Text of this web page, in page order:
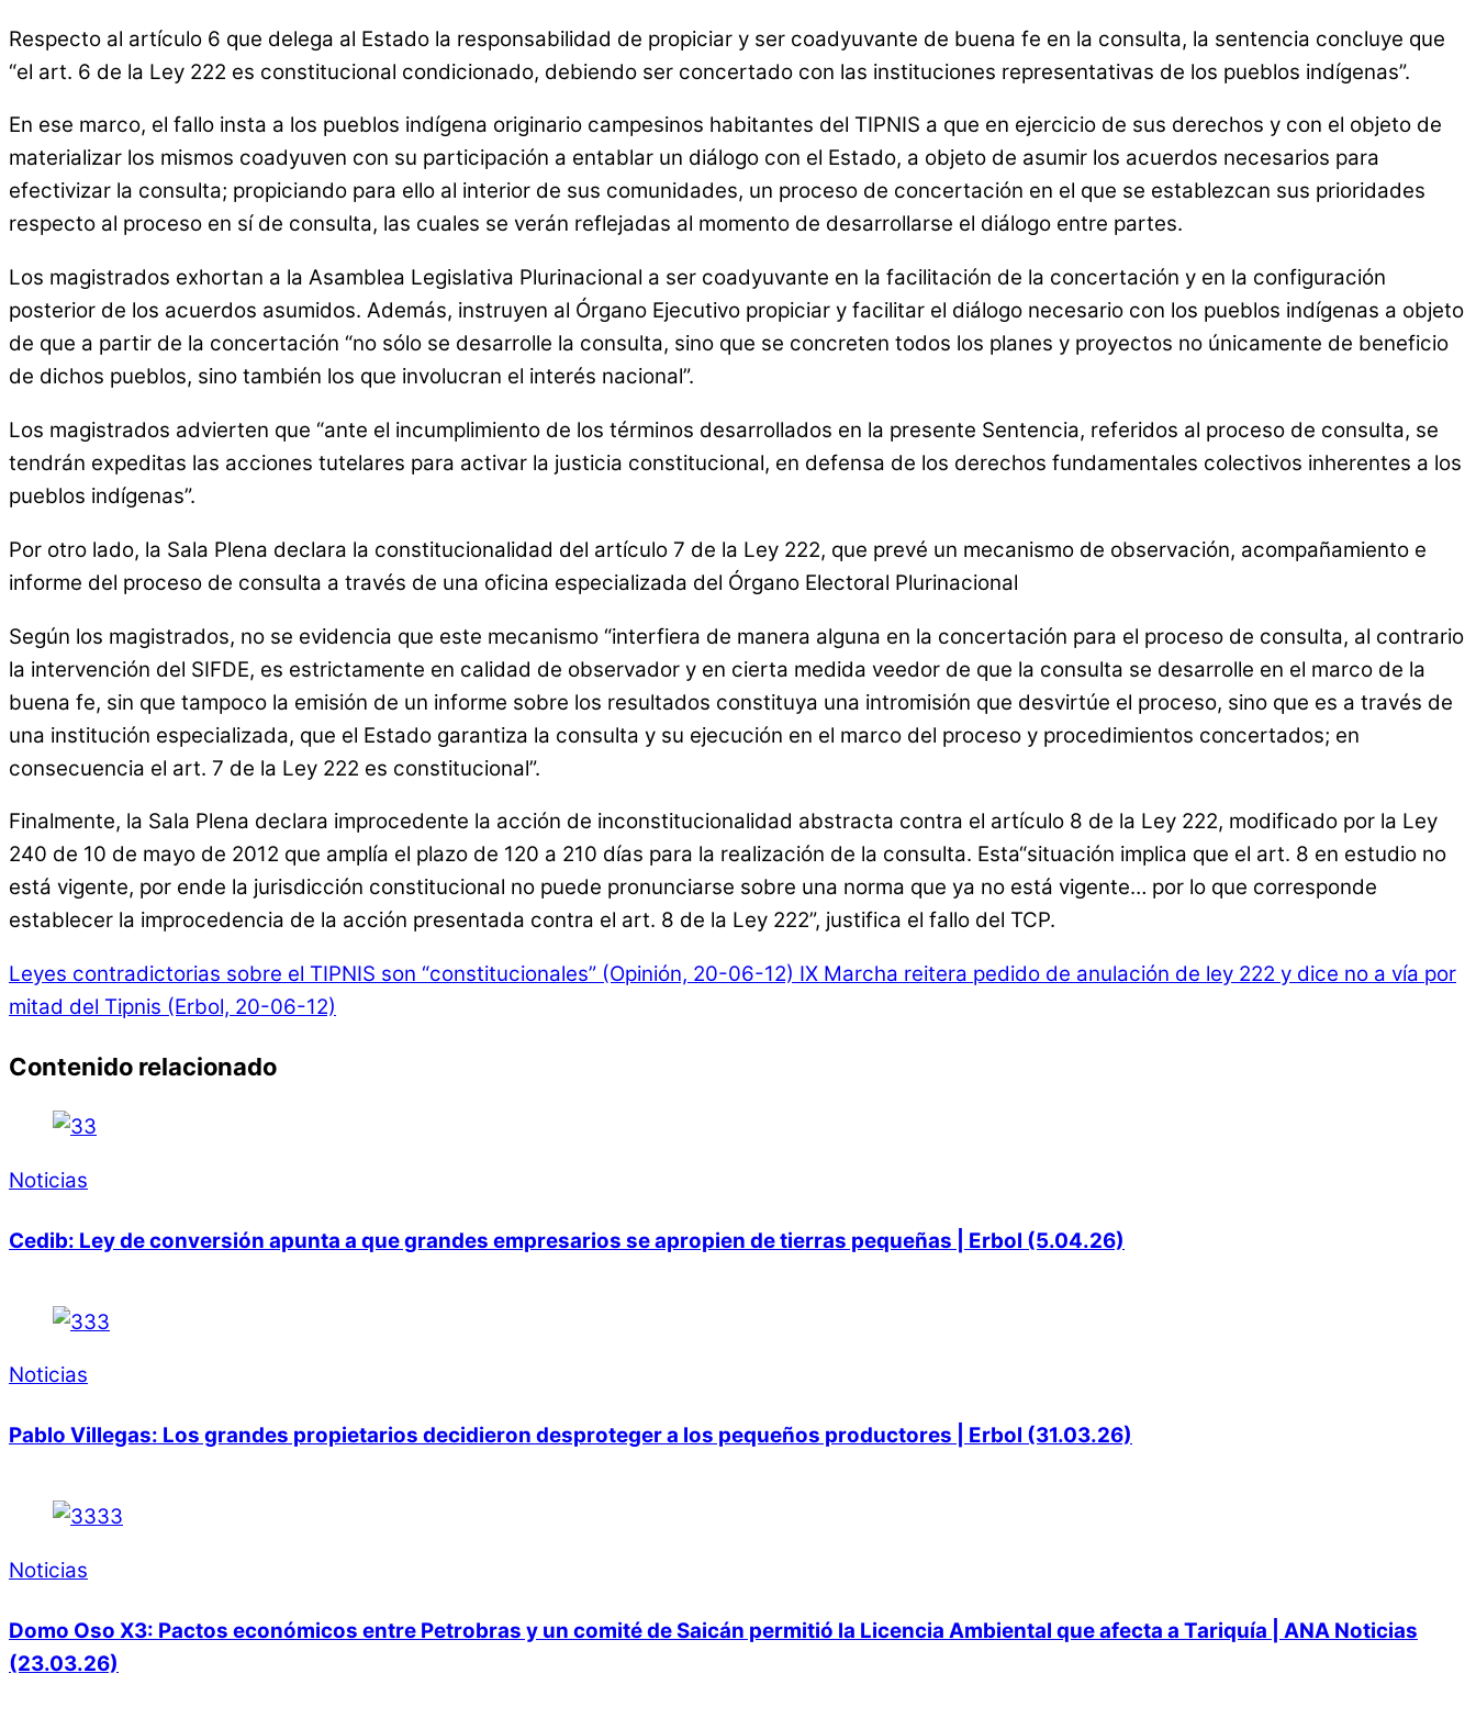
Respecto al artículo 6 que delega al Estado la responsabilidad de propiciar y ser coadyuvante de buena fe en la consulta, la sentencia concluye que
“el art. 6 de la Ley 222 es constitucional condicionado, debiendo ser concertado con las instituciones representativas de los pueblos indígenas”.
En ese marco, el fallo insta a los pueblos indígena originario campesinos habitantes del TIPNIS a que en ejercicio de sus derechos y con el objeto de
materializar los mismos coadyuven con su participación a entablar un diálogo con el Estado, a objeto de asumir los acuerdos necesarios para
efectivizar la consulta; propiciando para ello al interior de sus comunidades, un proceso de concertación en el que se establezcan sus prioridades
respecto al proceso en sí de consulta, las cuales se verán reflejadas al momento de desarrollarse el diálogo entre partes.
Los magistrados exhortan a la Asamblea Legislativa Plurinacional a ser coadyuvante en la facilitación de la concertación y en la configuración
posterior de los acuerdos asumidos. Además, instruyen al Órgano Ejecutivo propiciar y facilitar el diálogo necesario con los pueblos indígenas a objeto
de que a partir de la concertación “no sólo se desarrolle la consulta, sino que se concreten todos los planes y proyectos no únicamente de beneficio
de dichos pueblos, sino también los que involucran el interés nacional”.
Los magistrados advierten que “ante el incumplimiento de los términos desarrollados en la presente Sentencia, referidos al proceso de consulta, se
tendrán expeditas las acciones tutelares para activar la justicia constitucional, en defensa de los derechos fundamentales colectivos inherentes a los
pueblos indígenas”.
Por otro lado, la Sala Plena declara la constitucionalidad del artículo 7 de la Ley 222, que prevé un mecanismo de observación, acompañamiento e
informe del proceso de consulta a través de una oficina especializada del Órgano Electoral Plurinacional
Según los magistrados, no se evidencia que este mecanismo “interfiera de manera alguna en la concertación para el proceso de consulta, al contrario
la intervención del SIFDE, es estrictamente en calidad de observador y en cierta medida veedor de que la consulta se desarrolle en el marco de la
buena fe, sin que tampoco la emisión de un informe sobre los resultados constituya una intromisión que desvirtúe el proceso, sino que es a través de
una institución especializada, que el Estado garantiza la consulta y su ejecución en el marco del proceso y procedimientos concertados; en
consecuencia el art. 7 de la Ley 222 es constitucional”.
Finalmente, la Sala Plena declara improcedente la acción de inconstitucionalidad abstracta contra el artículo 8 de la Ley 222, modificado por la Ley
240 de 10 de mayo de 2012 que amplía el plazo de 120 a 210 días para la realización de la consulta. Esta“situación implica que el art. 8 en estudio no
está vigente, por ende la jurisdicción constitucional no puede pronunciarse sobre una norma que ya no está vigente… por lo que corresponde
establecer la improcedencia de la acción presentada contra el art. 8 de la Ley 222”, justifica el fallo del TCP.
Leyes contradictorias sobre el TIPNIS son “constitucionales” (Opinión, 20-06-12) IX Marcha reitera pedido de anulación de ley 222 y dice no a vía por
mitad del Tipnis (Erbol, 20-06-12)
Contenido relacionado
Noticias
Cedib: Ley de conversión apunta a que grandes empresarios se apropien de tierras pequeñas | Erbol (5.04.26)
Noticias
Pablo Villegas: Los grandes propietarios decidieron desproteger a los pequeños productores | Erbol (31.03.26)
Noticias
Domo Oso X3: Pactos económicos entre Petrobras y un comité de Saicán permitió la Licencia Ambiental que afecta a Tariquía | ANA Noticias
(23.03.26)